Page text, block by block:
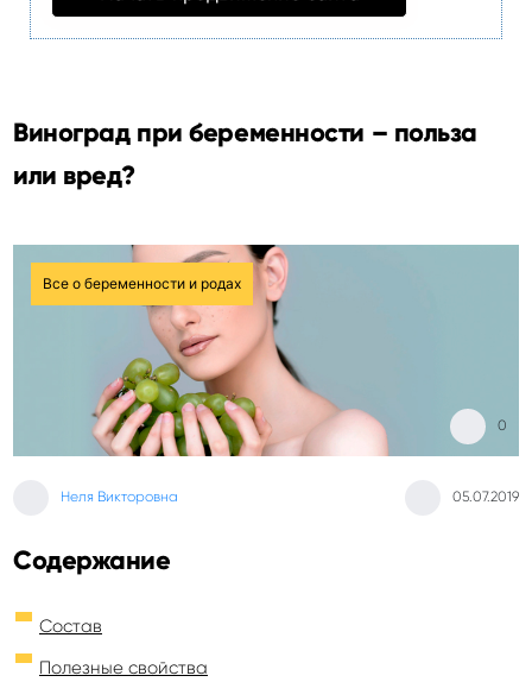
Виноград при беременности – польза
или вред?
Все о беременности и родах
Неля Викторовна 05.07.2019
0
Содержание
Состав
Полезные свойства